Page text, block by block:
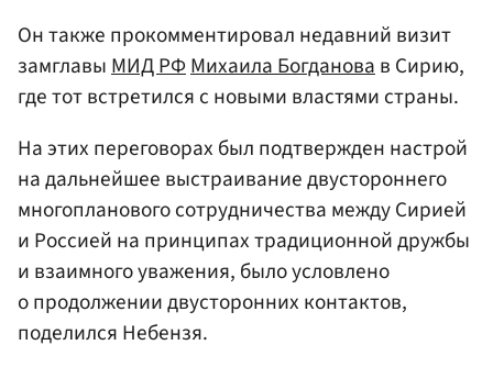
Он также прокомментировал недавний визит
замглавы МИД РФМихаила Богданова в Сирию,
где тот встретился с новыми властями страны.
На этих переговорах был подтвержден настрой
на дальнейшее выстраивание двустороннего
многопланового сотрудничества между Сирией
и Россией на принципах традиционной дружбы
и взаимного уважения, было условлено
о продолжении двусторонних контактов,
поделился Небензя.